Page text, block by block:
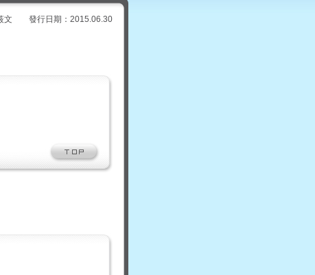
文 發行日期：2015.06.30